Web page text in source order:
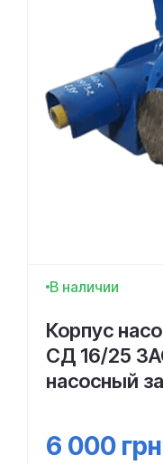
В наличии
Корпус
СД 16/25
насосный
6 000 грн